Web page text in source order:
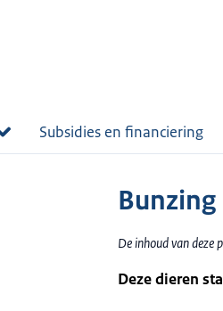
Subsidies en financiering
De inhoud van deze
Deze dieren